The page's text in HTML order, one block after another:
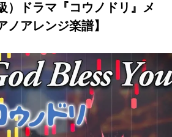
）ドラマ『コウノドリ』メ
ノアレンジ楽譜】